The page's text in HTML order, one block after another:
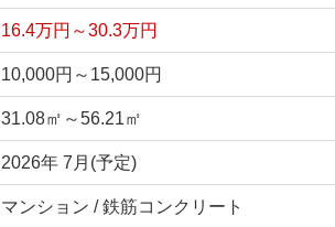
16.4万円～30.3万円
10,000円～15,000円
31.08㎡～56.21㎡
2026年 7月(予定)
マンション / 鉄筋コンクリート